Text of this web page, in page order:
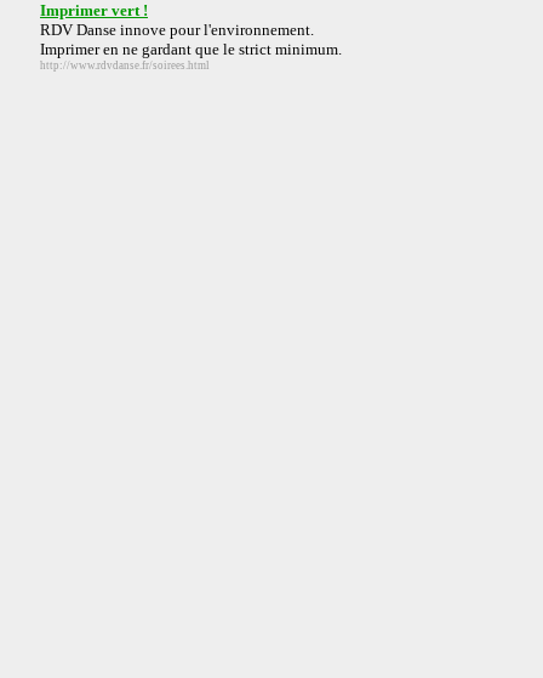
Imprimer vert !
RDV Danse innove pour l'environnement.
Imprimer en ne gardant que le strict minimum.
http://www.rdvdanse.fr/soirees.html